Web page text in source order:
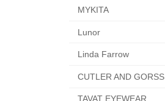
MYKITA
Lunor
Linda Farrow
CUTLER AND GORSS
TAVAT EYEWEAR